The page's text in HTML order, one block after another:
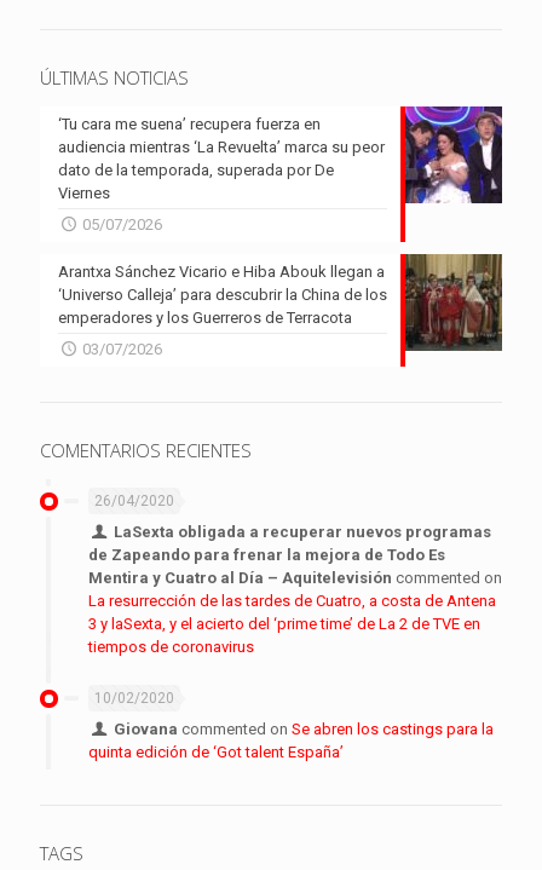
ÚLTIMAS NOTICIAS
‘Tu cara me suena’ recupera fuerza en
audiencia mientras ‘La Revuelta’ marca su peor
dato de la temporada, superada por De
Viernes
05/07/2026
Arantxa Sánchez Vicario e Hiba Abouk llegan a
‘Universo Calleja’ para descubrir la China de los
emperadores y los Guerreros de Terracota
03/07/2026
COMENTARIOS RECIENTES
26/04/2020
LaSexta obligada a recuperar nuevos programas
de Zapeando para frenar la mejora de Todo Es
Mentira y Cuatro al Día – Aquitelevisión commented on
La resurrección de las tardes de Cuatro, a costa de Antena
3 y laSexta, y el acierto del ‘prime time’ de La 2 de TVE en
tiempos de coronavirus
10/02/2020
Giovana commented onSe abren los castings para la
quinta edición de ‘Got talent España’
TAGS